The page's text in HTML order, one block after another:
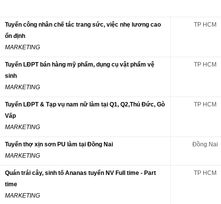
Tuyển công nhân chế tác trang sức, việc nhẹ lương cao
ổn định
MARKETING
TP HCM
Tuyển LĐPT bán hàng mỹ phẩm, dụng cụ vật phẩm vệ
sinh
MARKETING
TP HCM
Tuyển LĐPT & Tạp vụ nam nữ làm tại Q1, Q2,Thủ Đức, Gò
Vấp
MARKETING
TP HCM
Tuyển thợ xịn sơn PU làm tại Đồng Nai
MARKETING
Đồng Nai
Quán trái cây, sinh tố Ananas tuyển NV Full time - Part
time
MARKETING
TP HCM